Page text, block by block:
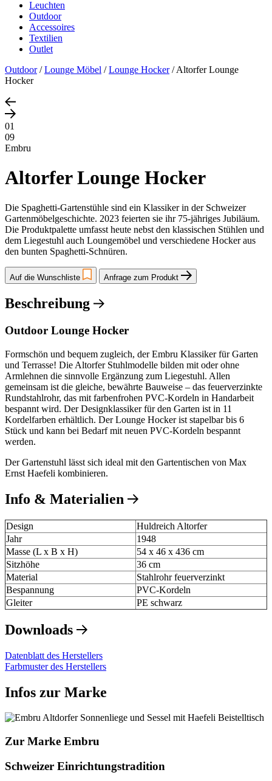
Leuchten
Outdoor
Accessoires
Textilien
Outlet
Outdoor/Lounge Möbel /Lounge Hocker/Altorfer Lounge
Hocker
01
09
Embru
Altorfer Lounge Hocker
Die Spaghetti-Gartenstühle sind ein Klassiker in der Schweizer
Gartenmöbelgeschichte. 2023 feierten sie ihr 75-jähriges Jubiläum.
Die Produktpalette umfasst heute nebst den klassischen Stühlen und
dem Liegestuhl auch Loungemöbel und verschiedene Hocker aus
den bunten Spaghetti-Schnüren.
Auf die Wunschliste Anfrage zum Produkt
Beschreibung
Outdoor Lounge Hocker
Formschön und bequem zugleich, der Embru Klassiker für Garten
und Terrasse! Die Altorfer Stuhlmodelle bilden mit oder ohne
Armlehnen die sinnvolle Ergänzung zum Liegestuhl. Allen
gemeinsam ist die gleiche, bewährte Bauweise – das feuerverzinkte
Rundstahlrohr, das mit farbenfrohen PVC-Kordeln in Handarbeit
bespannt wird. Der Designklassiker für den Garten ist in 11
Kordelfarben erhältlich. Der Lounge Hocker ist stapelbar bis 6
Stück und kann bei Bedarf mit neuen PVC-Kordeln bespannt
werden.
Der Gartenstuhl lässt sich ideal mit den Gartentischen von Max
Ernst Haefeli kombinieren.
Info & Materialien
Design
Huldreich Altorfer
Jahr
1948
Masse (L x B x H)
54 x 46 x 436 cm
Sitzhöhe
36 cm
Material
Stahlrohr feuerverzinkt
Bespannung
PVC-Kordeln
Gleiter
PE schwarz
Downloads
Datenblatt des Herstellers
Farbmuster des Herstellers
Infos zur Marke
Zur Marke Embru
Schweizer Einrichtungstradition